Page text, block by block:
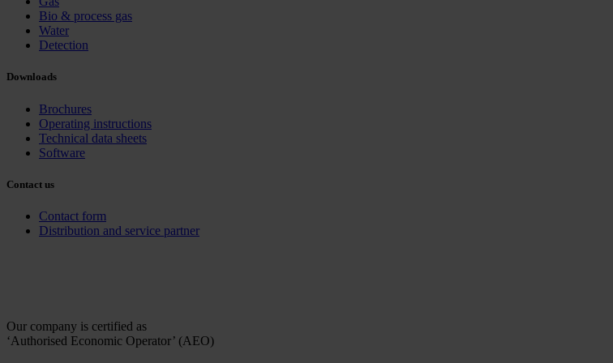
Bio & process gas
Water
Detection
Downloads
Brochures
Operating instructions
Technical data sheets
Software
Contact us
Contact form
Distribution and service partner
Our company is certified as
‘Authorised Economic Operator’ (AEO)